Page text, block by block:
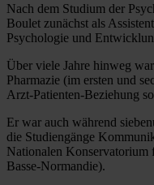
Nach dem Studium der
Boulet zunächst als
Psychologie und
Über viele Jahre hinweg
Pharmazie (im ersten und
Arzt-Patienten-Beziehung
Er war auch während
die Studiengänge
Nationalen
Basse-Normandie).